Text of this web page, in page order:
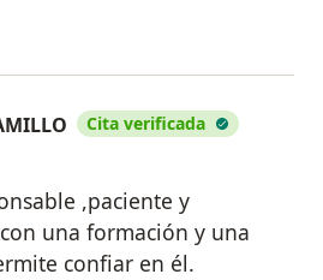
Cita verificada
,paciente y
una formación y una
confiar en él.